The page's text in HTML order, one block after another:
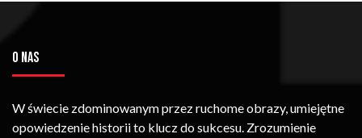
O NAS
W świecie zdominowanym przez ruchome obrazy, umiejętne
opowiedzenie historii to klucz do sukcesu. Zrozumienie